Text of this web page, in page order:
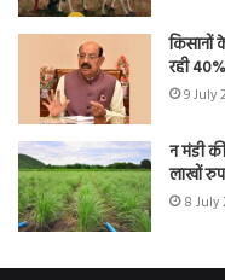
रही
9 July
न मंडी
लाखों
8 July